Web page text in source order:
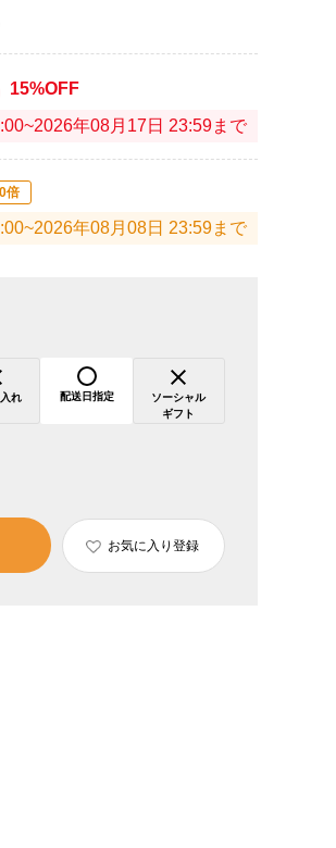
15%OFF
年08月17日 23:59まで
倍
年08月08日 23:59まで
れ 配送日指定
ソーシャル
ギフト
お気に入り登録